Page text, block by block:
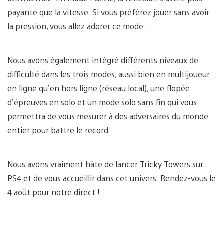
payante que la vitesse. Si vous préférez jouer sans avoir
la pression, vous allez adorer ce mode.
Nous avons également intégré différents niveaux de
difficulté dans les trois modes, aussi bien en multijoueur
en ligne qu’en hors ligne (réseau local), une flopée
d’épreuves en solo et un mode solo sans fin qui vous
permettra de vous mesurer à des adversaires du monde
entier pour battre le record.
Nous avons vraiment hâte de lancer Tricky Towers sur
PS4 et de vous accueillir dans cet univers. Rendez-vous le
4 août pour notre direct !